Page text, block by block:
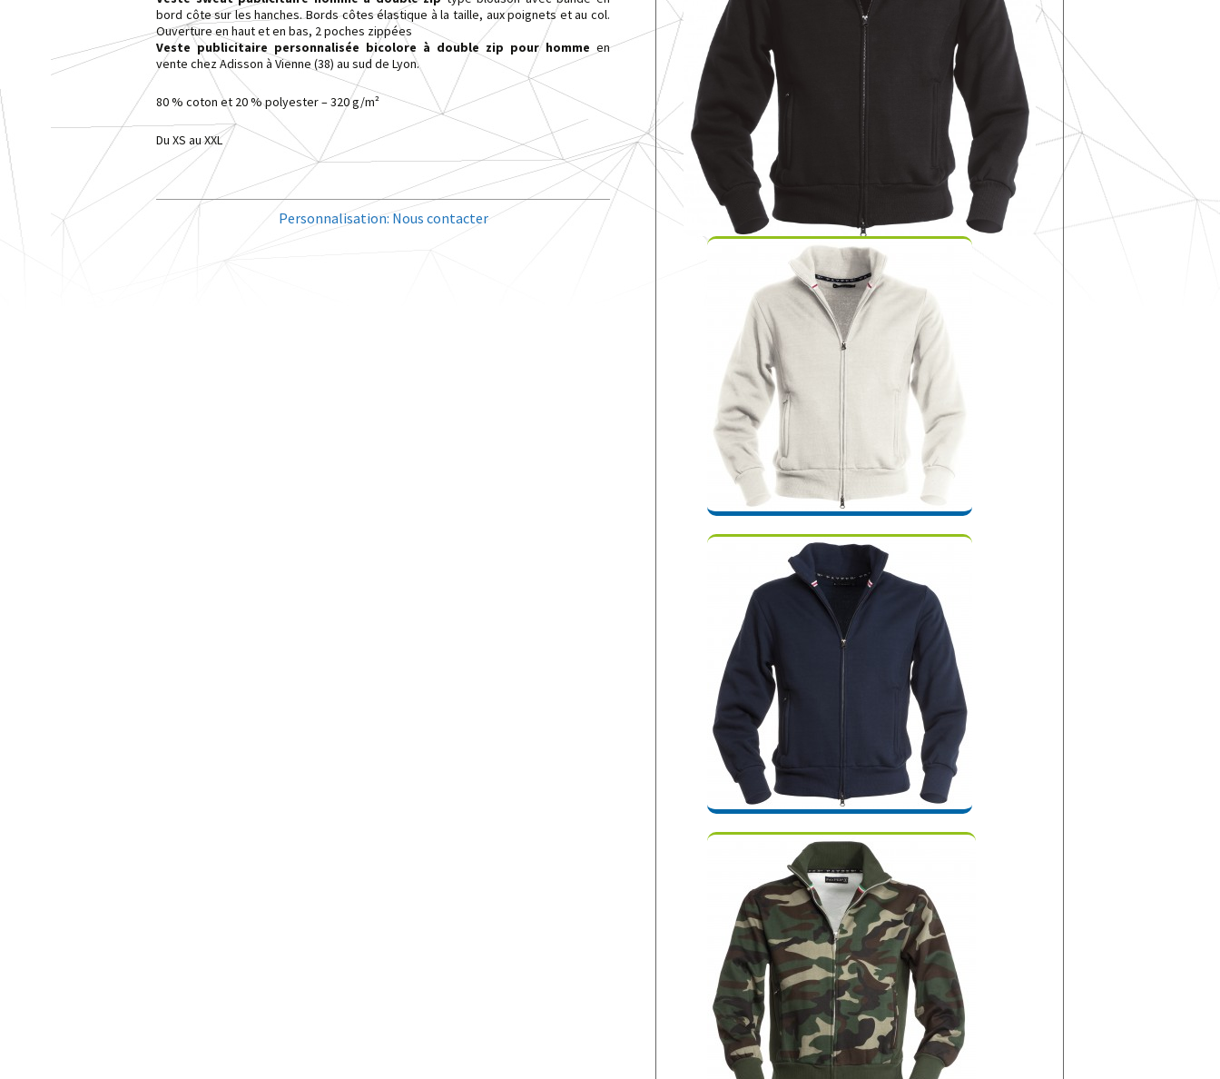
Objets promotionnels Sport et
loisirs
accessoires
Blousons, vestes, parkas
bord côte sur les hanches. Bords côtes élastique à la taille, aux poignets et au col.
Ouverture en haut et en bas, 2 poches zippées
Veste publicitaire personnalisée bicolore à double zip pour homme en
vente chez Adisson à Vienne (38) au sud de Lyon.
80 % coton et 20 % polyester – 320 g/m²
Du XS au XXL
Personnalisation:Nous contacter